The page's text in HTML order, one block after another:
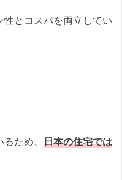
とコスパを両立してい
ため、 日本の住宅では